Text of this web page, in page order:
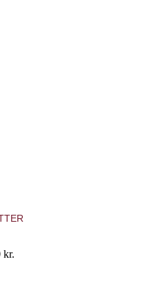
kr.